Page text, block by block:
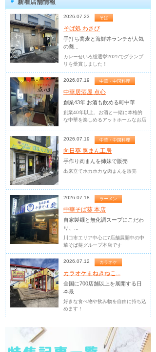
新着店舗情報
2026.07.23 そば
そば処 わさび
手打ち蕎麦と海鮮丼ランチが人気
の蕎...
カレーせいろ総選挙2025でグランプ
リを受賞しました！
2026.07.19 中華・中国料理
中華居酒屋 点心
創業43年 お酒も飲める町中華
創業40年以上、お酒と一緒に本格的
な中華を楽しめるアットホームなお店
2026.07.19 中華・中国料理
向日葵 豚まん工房
手作り肉まんを姉妹で販売
出来立てホカホカな肉まんを販売
2026.07.18 ラーメン
中華そば葵 本店
自家製麺と無化調スープにこだわ
り、...
川口市エリア中心に7店舗展開中の中
華そば葵グループ本店です
2026.07.12 カラオケ
カラオケまねきねこ...
全国に700店舗以上を展開する日
本最...
好きな食べ物や飲み物を自由に持ち込
めます！